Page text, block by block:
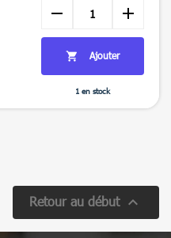
remove add
 Ajouter
1 en stock
Retour au début 